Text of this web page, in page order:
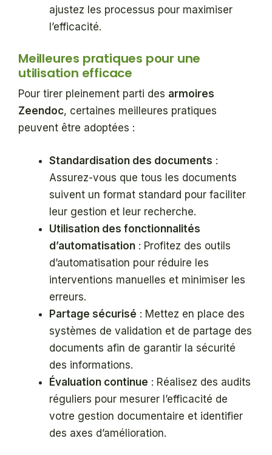
ajustez les processus pour maximiser
l’efficacité.
Meilleures pratiques pour une
utilisation efficace
Pour tirer pleinement parti des armoires
Zeendoc, certaines meilleures pratiques
peuvent être adoptées :
Standardisation des documents :
Assurez-vous que tous les documents
suivent un format standard pour faciliter
leur gestion et leur recherche.
Utilisation des fonctionnalités
d’automatisation : Profitez des outils
d’automatisation pour réduire les
interventions manuelles et minimiser les
erreurs.
Partage sécurisé : Mettez en place des
systèmes de validation et de partage des
documents afin de garantir la sécurité
des informations.
Évaluation continue : Réalisez des audits
réguliers pour mesurer l’efficacité de
votre gestion documentaire et identifier
des axes d’amélioration.